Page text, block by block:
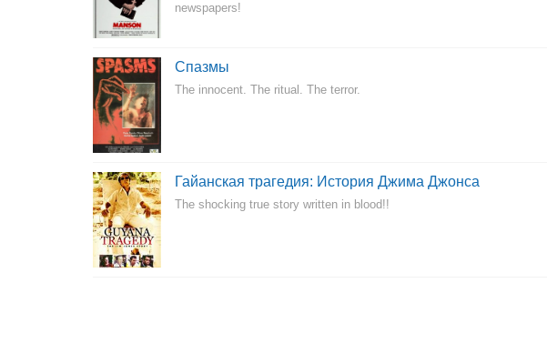
newspapers!
Спазмы
The innocent. The ritual. The terror.
Гайанская трагедия: История Джима Джонса
The shocking true story written in blood!!